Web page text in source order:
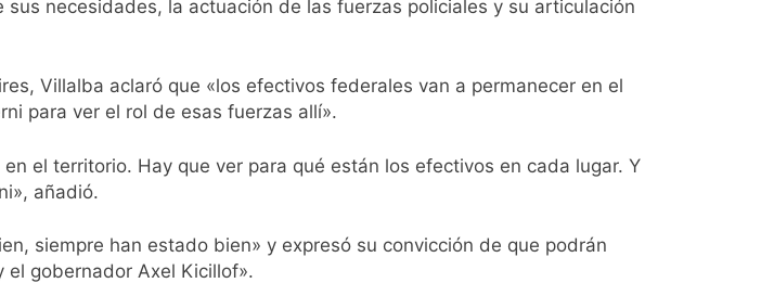
infracciones en segundos
Abuelos No Mienten»
de seguridad por la protesta contra la reforma de la Ley de Tierras
más de 10 provincias bajo alerta meteorológica
con foco en los desalojos
necesidades, la actuación de las fuerzas policiales y su articulación
Villalba aclaró que «los efectivos federales van a permanecer en el
para ver el rol de esas fuerzas allí».
el territorio. Hay que ver para qué están los efectivos en cada lugar. Y
añadió.
siempre han estado bien» y expresó su convicción de que podrán
gobernador Axel Kicillof».